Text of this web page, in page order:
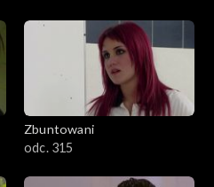
Zbuntowani
odc. 315